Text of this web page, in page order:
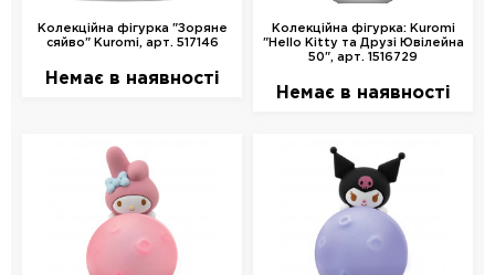
Колекційна фігурка "Зоряне
сяйво" Kuromi, арт. 517146
Немає в наявності
Колекційна фігурка: Kuromi
"Hello Kitty та Друзі Ювілейна
50", арт. 1516729
Немає в наявності